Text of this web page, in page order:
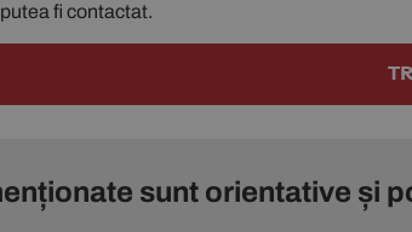
fi contactat.
sunt orientative și